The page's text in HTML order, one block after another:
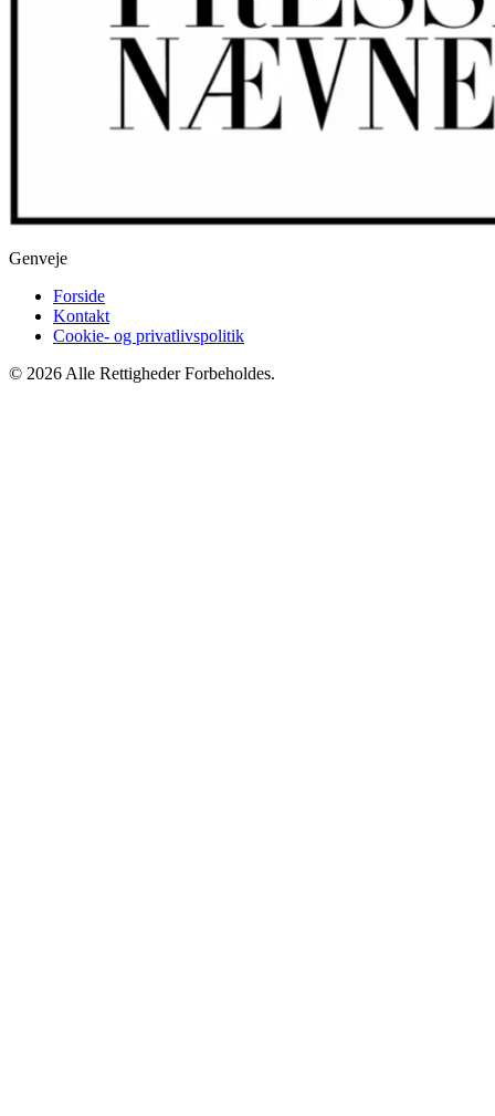
Genveje
Forside
Kontakt
Cookie- og privatlivspolitik
© 2026 Alle Rettigheder Forbeholdes.